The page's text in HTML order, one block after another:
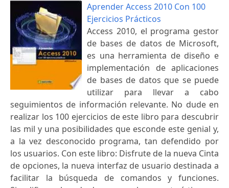
Aprender Access 2010 Con 100
Ejercicios Prácticos
Access 2010, el programa gestor
de bases de datos de Microsoft,
es una herramienta de diseño e
implementación de aplicaciones
de bases de datos que se puede
utilizar para llevar a cabo
seguimientos de información relevante. No dude en
realizar los 100 ejercicios de este libro para descubrir
las mil y una posibilidades que esconde este genial y,
a la vez desconocido programa, tan defendido por
los usuarios. Con este libro: Disfrute de la nueva Cinta
de opciones, la nueva interfaz de usuario destinada a
facilitar la búsqueda de comandos y funciones.